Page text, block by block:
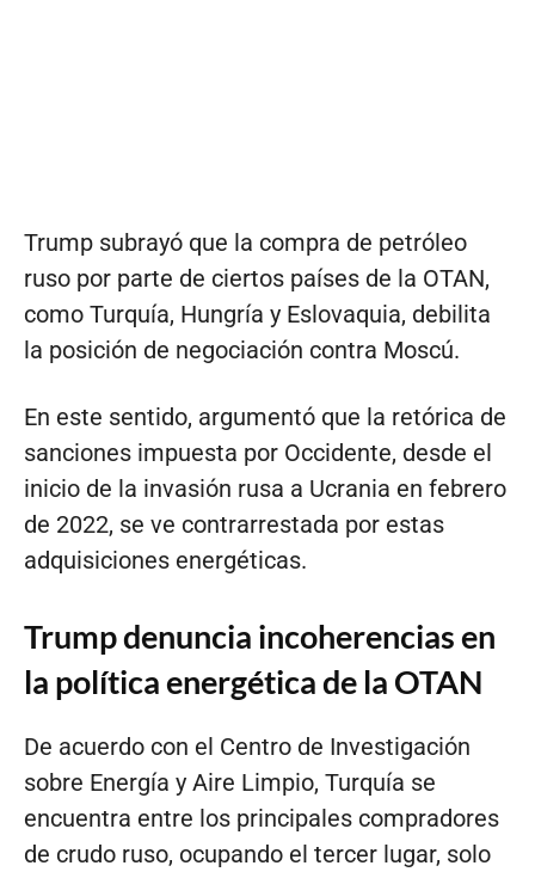
Trump subrayó que la compra de petróleo
ruso por parte de ciertos países de la OTAN,
como Turquía, Hungría y Eslovaquia, debilita
la posición de negociación contra Moscú.
En este sentido, argumentó que la retórica de
sanciones impuesta por Occidente, desde el
inicio de la invasión rusa a Ucrania en febrero
de 2022, se ve contrarrestada por estas
adquisiciones energéticas.
Trump denuncia incoherencias en
la política energética de la OTAN
De acuerdo con el Centro de Investigación
sobre Energía y Aire Limpio, Turquía se
encuentra entre los principales compradores
de crudo ruso, ocupando el tercer lugar, solo